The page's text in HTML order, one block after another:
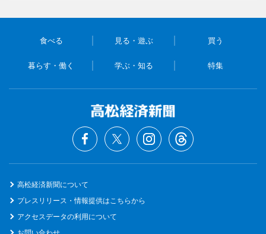
食べる 見る・遊ぶ 買う
暮らす・働く 学ぶ・知る 特集
高松経済新聞について
プレスリリース・情報提供はこちらから
アクセスデータの利用について